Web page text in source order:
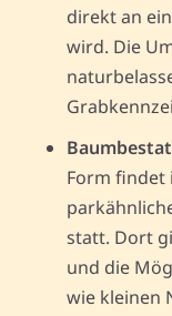
direkt an
wird. Die
Form findet
statt. Dort
und die
wie kleinen